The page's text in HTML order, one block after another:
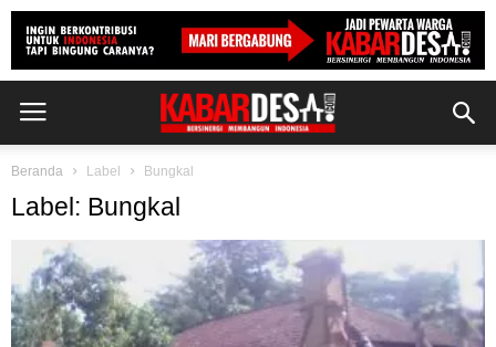
Beranda Label Bungkal
Label: Bungkal